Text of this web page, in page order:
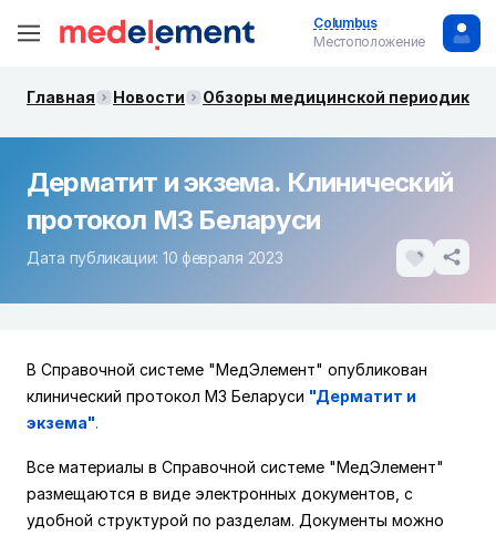
Columbus
Местоположение
Главная Новости Обзоры медицинской периодики.
Дерматит и экзема. Клинический
протокол МЗ Беларуси
Дата публикации: 10 февраля 2023
В Справочной системе "МедЭлемент" опубликован
клинический протокол МЗ Беларуси "Дерматит и
экзема".
Все материалы в Справочной системе "МедЭлемент"
размещаются в виде электронных документов, с
удобной структурой по разделам. Документы можно